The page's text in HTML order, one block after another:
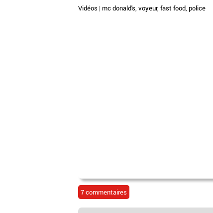
Vidéos | mc donald's voyeur, fast food police
7 commentaires